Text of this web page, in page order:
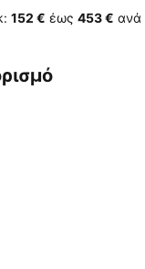
‎152 € έως ‎453 € ανά